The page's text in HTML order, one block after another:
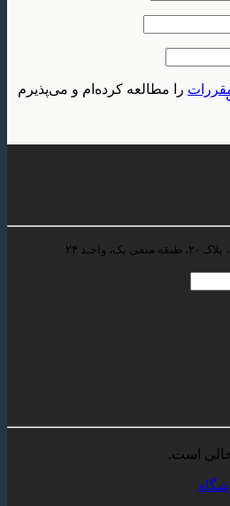
است.
را مطالعه کرده‌ام و می‌پذیرم
۲۴